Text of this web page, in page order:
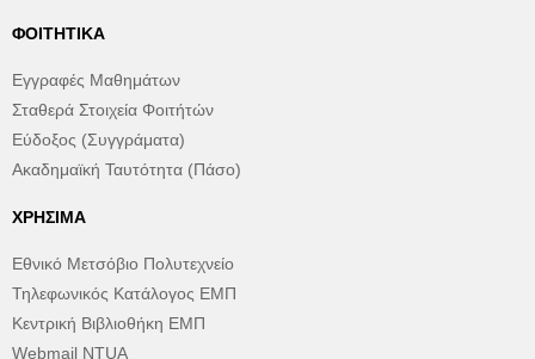
ΦΟΙΤΗΤΙΚΆ
Εγγραφές Μαθημάτων
Σταθερά Στοιχεία Φοιτήτών
Εύδοξος (Συγγράματα)
Ακαδημαϊκή Ταυτότητα (Πάσο)
ΧΡΉΣΙΜΑ
Εθνικό Μετσόβιο Πολυτεχνείο
Τηλεφωνικός Κατάλογος ΕΜΠ
Κεντρική Βιβλιοθήκη ΕΜΠ
Webmail NTUA